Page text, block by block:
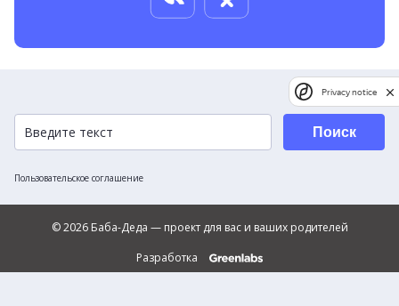
Пользовательское соглашение
Поиск
© 2026 Баба-Деда — проект для вас и ваших родителей
Разработка
Privacy notice